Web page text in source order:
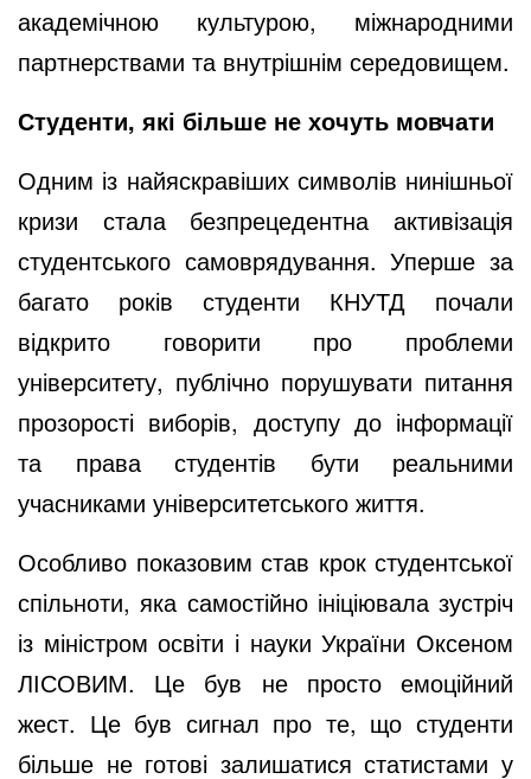
академічною культурою, міжнародними
партнерствами та внутрішнім середовищем.
Студенти, які більше не хочуть мовчати
Одним із найяскравіших символів нинішньої
кризи стала безпрецедентна активізація
студентського самоврядування. Уперше за
багато років студенти КНУТД почали
відкрито говорити про проблеми
університету, публічно порушувати питання
прозорості виборів, доступу до інформації
та права студентів бути реальними
учасниками університетського життя.
Особливо показовим став крок студентської
спільноти, яка самостійно ініціювала зустріч
із міністром освіти і науки України Оксеном
ЛІСОВИМ. Це був не просто емоційний
жест. Це був сигнал про те, що студенти
більше не готові залишатися статистами у